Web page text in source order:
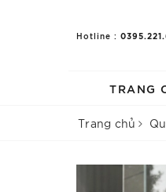
Hotline :
TRANG
Trang chủ